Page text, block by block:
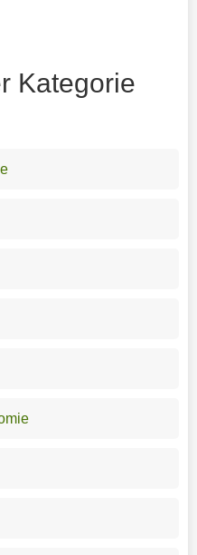
Kategorie